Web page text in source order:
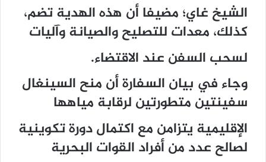
الشيخ غاي؛ مضيفا أن هذه الهدية تضم،
كذلك، معدات للتصليح والصيانة وآليات
لسحب السفن عند الاقتضاء.
وجاء في بيان السفارة أن منح السينغال
سفينتين متطورتين لرقابة مياهها
الإقليمية يتزامن مع اكتمال دورة تكوينية
لصالح عدد من أفراد القوات البحرية